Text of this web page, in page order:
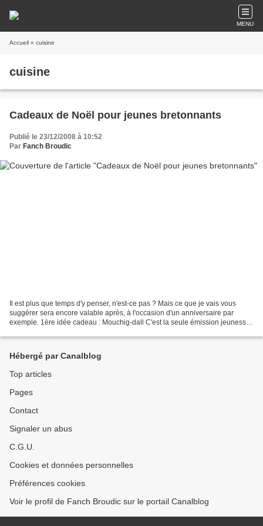
MENU
Accueil » cuisine
cuisine
Cadeaux de Noël pour jeunes bretonnants
Publié le 23/12/2008 à 10:52
Par Fanch Broudic
Il est plus que temps d'y penser, n'est-ce pas ? Mais ce que je vais vous
suggérer sera encore valable après, à l'occasion d'un anniversaire par
exemple. 1ère idée cadeau : Mouchig-dall C'est la seule émission jeunesse
Hébergé par Canalblog
Top articles
Pages
Contact
Signaler un abus
C.G.U.
Cookies et données personnelles
Préférences cookies
Voir le profil de Fanch Broudic sur le portail Canalblog